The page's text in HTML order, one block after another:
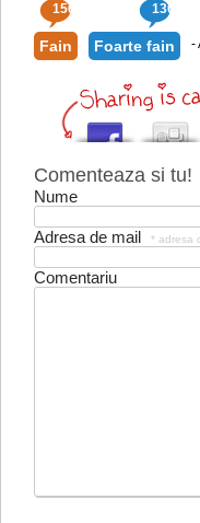
156 130
Fain Foarte fain -
Comenteaza si tu!
Nume
Adresa de mail * adresa
Comentariu